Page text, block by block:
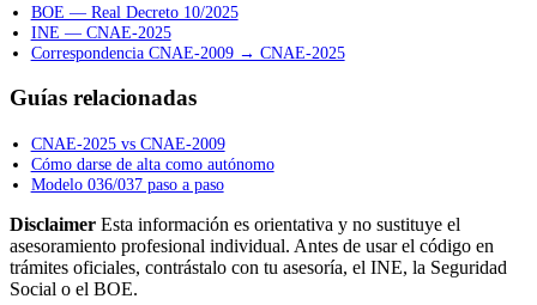
BOE — Real Decreto 10/2025
INE — CNAE-2025
Correspondencia CNAE-2009 → CNAE-2025
Guías relacionadas
CNAE-2025 vs CNAE-2009
Cómo darse de alta como autónomo
Modelo 036/037 paso a paso
Disclaimer Esta información es orientativa y no sustituye el
asesoramiento profesional individual. Antes de usar el código en
trámites oficiales, contrástalo con tu asesoría, el INE, la Seguridad
Social o el BOE.